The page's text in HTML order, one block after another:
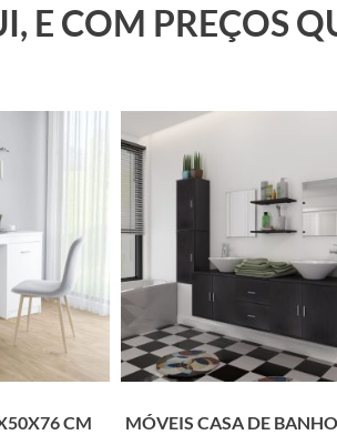
E COM PREÇOS
CM
MÓVEIS CASA DE